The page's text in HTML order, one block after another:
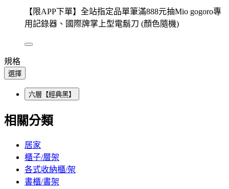
【限APP下單】全站指定品單筆滿888元抽Mio gogoro專
用記錄器、國際牌掌上型電鬍刀 (顏色隨機)
規格
選擇
六層【經典黑】
相關分類
居家
櫃子/層架
各式收納櫃/架
書櫃/書架